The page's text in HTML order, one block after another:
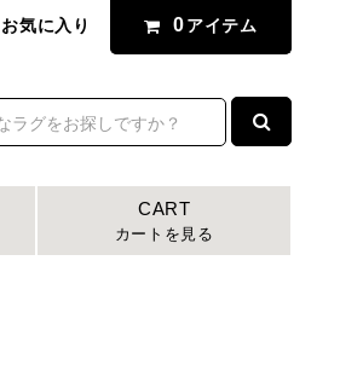
お気に入り 0 アイテム
CART
カートを見る